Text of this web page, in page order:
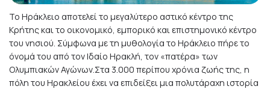
Το Ηράκλειο αποτελεί το μεγαλύτερο αστικό κέντρο της
Κρήτης και το οικονομικό, εμπορικό και επιστημονικό κέντρο
του νησιού. Σύμφωνα με τη μυθολογία το Ηράκλειο πήρε το
όνομά του από τον Ιδαίο Ηρακλή, τον «πατέρα» των
Ολυμπιακών Αγώνων.Στα 3.000 περίπου χρόνια ζωής της, η
πόλη του Ηρακλείου έχει να επιδείξει μια πολυτάραχη ιστορία